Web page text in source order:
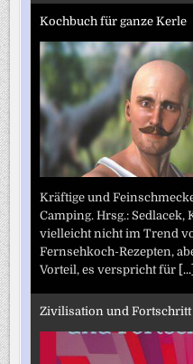
Kochbuch für ganze Kerle
Kräftige und
Camping. Hrsg.: Sedlacek,
vielleicht nicht im Trend
Fernsehkoch-Rezepten,
Vorteil, es verspricht für [...]
Zivilisation und Fortschritt